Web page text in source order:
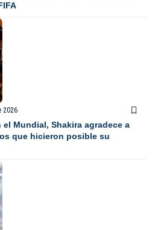
2026
Mundial, Shakira agradece a
que hicieron posible su